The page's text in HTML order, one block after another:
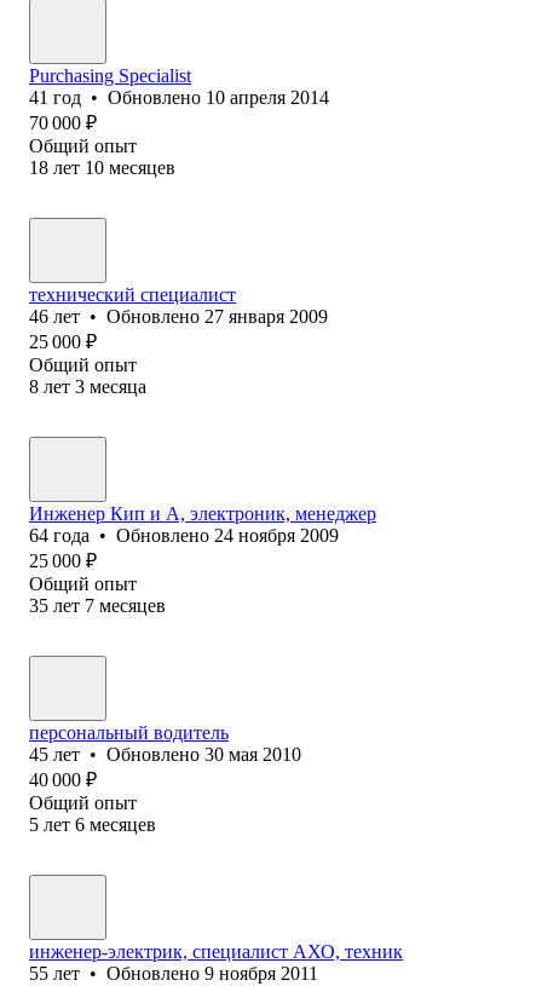
Purchasing Specialist
41 год • Обновлено 10 апреля 2014
70 000 ₽
Общий опыт
18 лет 10 месяцев
технический специалист
46 лет • Обновлено 27 января 2009
25 000 ₽
Общий опыт
8 лет 3 месяца
Инженер Кип и А, электроник, менеджер
64 года • Обновлено 24 ноября 2009
25 000 ₽
Общий опыт
35 лет 7 месяцев
персональный водитель
45 лет • Обновлено 30 мая 2010
40 000 ₽
Общий опыт
5 лет 6 месяцев
инженер-электрик, специалист АХО, техник
55 лет • Обновлено 9 ноября 2011